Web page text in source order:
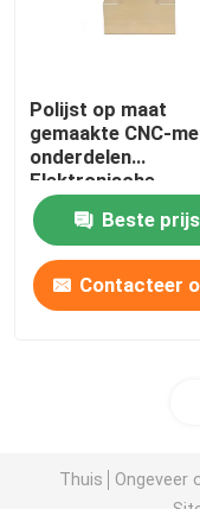
Polijst op maat
gemaakte CNC-
onderdelen
Elektronische
componenten
Beste prijs
Contacteer
Thuis Ongeveer